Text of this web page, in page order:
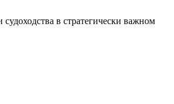
в стратегически важном